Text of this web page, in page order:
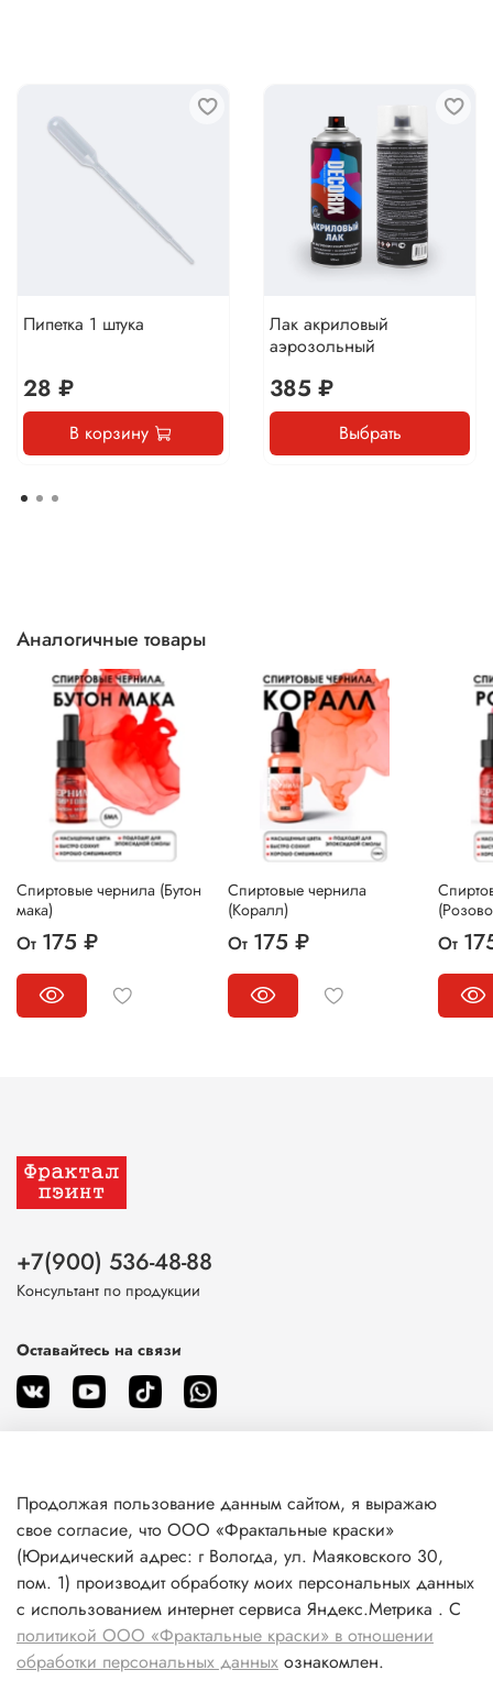
Пипетка 1 штука
28 ₽
В корзину
Лак акриловый
аэрозольный
385 ₽
Выбрать
Аналогичные товары
Спиртовые чернила (Бутон
мака)
От 175 ₽
Спиртовые чернила
(Коралл)
От 175 ₽ От
О магазине
Клиентам
Информация
+7(900) 536-48-88
Консультант по продукции
Оставайтесь на связи
Продолжая пользование данным сайтом, я выражаю
свое согласие, что ООО «Фрактальные краски»
(Юридический адрес: г Вологда, ул. Маяковского 30,
пом. 1) производит обработку моих персональных данных
с использованием интернет сервиса Яндекс.Метрика . С
политикой ООО «Фрактальные краски» в отношении
обработки персональных данных ознакомлен.